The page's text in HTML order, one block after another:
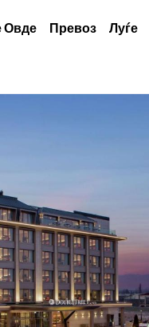
Овде Превоз Луѓе